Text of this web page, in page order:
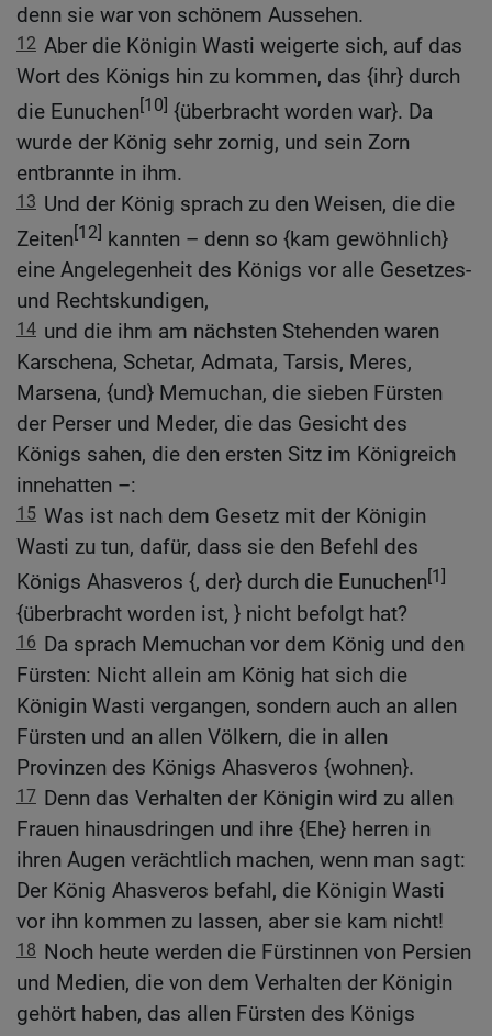
denn sie war von schönem Aussehen.
12 Aber die Königin Wasti weigerte sich, auf das
Wort des Königs hin zu kommen, das {ihr} durch
die Eunuchen[10] {überbracht worden war}. Da
wurde der König sehr zornig, und sein Zorn
entbrannte in ihm.
13 Und der König sprach zu den Weisen, die die
Zeiten[12] kannten – denn so {kam gewöhnlich}
eine Angelegenheit des Königs vor alle Gesetzes-
und Rechtskundigen,
14 und die ihm am nächsten Stehenden waren
Karschena, Schetar, Admata, Tarsis, Meres,
Marsena, {und} Memuchan, die sieben Fürsten
der Perser und Meder, die das Gesicht des
Königs sahen, die den ersten Sitz im Königreich
innehatten –:
15 Was ist nach dem Gesetz mit der Königin
Wasti zu tun, dafür, dass sie den Befehl des
Königs Ahasveros {, der} durch die Eunuchen[1]
{überbracht worden ist, } nicht befolgt hat?
16 Da sprach Memuchan vor dem König und den
Fürsten: Nicht allein am König hat sich die
Königin Wasti vergangen, sondern auch an allen
Fürsten und an allen Völkern, die in allen
Provinzen des Königs Ahasveros {wohnen}.
17 Denn das Verhalten der Königin wird zu allen
Frauen hinausdringen und ihre {Ehe} herren in
ihren Augen verächtlich machen, wenn man sagt:
Der König Ahasveros befahl, die Königin Wasti
vor ihn kommen zu lassen, aber sie kam nicht!
18 Noch heute werden die Fürstinnen von Persien
und Medien, die von dem Verhalten der Königin
gehört haben, das allen Fürsten des Königs